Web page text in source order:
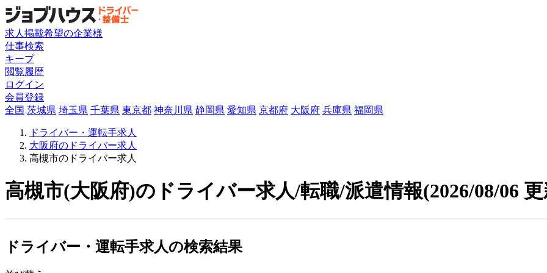
求人掲載希望の企業様
仕事検索
キープ
閲覧履歴
ログイン
会員登録
全国 茨城県 埼玉県 千葉県 東京都 神奈川県 静岡県 愛知県 京都府 大阪府 兵庫県 福岡県
ドライバー・運転手求人
大阪府のドライバー求人
高槻市のドライバー求人
高槻市(大阪府)のドライバー求人/転職/派遣情報(2026/08/06
ドライバー・運転手求人の検索結果